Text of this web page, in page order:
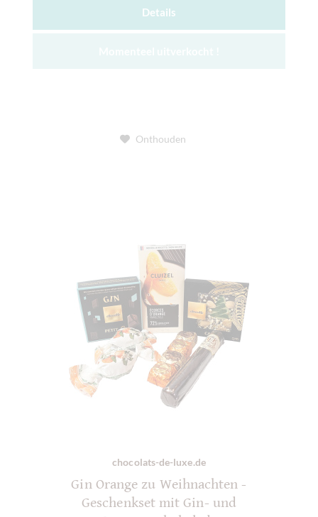
Details
Onthouden
chocolats-de-luxe.de
Gin Orange zu Weihnachten -
Geschenkset mit Gin- und